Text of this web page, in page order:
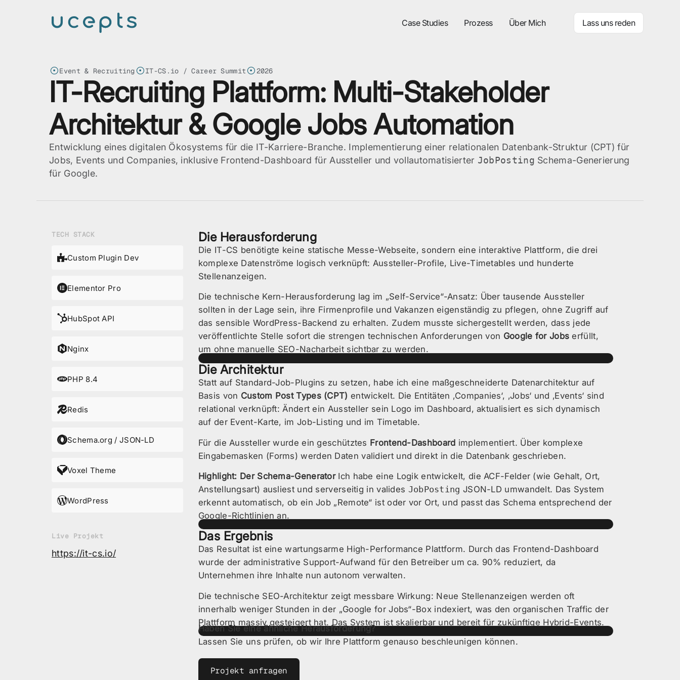
Case Studies Prozess Über Mich Lass uns reden
Event & Recruiting IT-CS.io / Career Summit 2026
IT-Recruiting Plattform: Multi-Stakeholder
Architektur & Google Jobs Automation
Entwicklung eines digitalen Ökosystems für die IT-Karriere-Branche. Implementierung einer relationalen Datenbank-Struktur (CPT) für
Jobs, Events und Companies, inklusive Frontend-Dashboard für Aussteller und vollautomatisierter JobPosting Schema-Generierung
für Google.
TECH STACK
Custom Plugin Dev
Elementor Pro
HubSpot API
Nginx
PHP 8.4
Redis
Schema.org / JSON-LD
Voxel Theme
WordPress
Live Projekt
https://it-cs.io/
Die Herausforderung
Die IT-CS benötigte keine statische Messe-Webseite, sondern eine interaktive Plattform, die drei
komplexe Datenströme logisch verknüpft: Aussteller-Profile, Live-Timetables und hunderte
Stellenanzeigen.
Die technische Kern-Herausforderung lag im „Self-Service“-Ansatz: Über tausende Aussteller
sollten in der Lage sein, ihre Firmenprofile und Vakanzen eigenständig zu pflegen, ohne Zugriff auf
das sensible WordPress-Backend zu erhalten. Zudem musste sichergestellt werden, dass jede
veröffentlichte Stelle sofort die strengen technischen Anforderungen von Google for Jobs erfüllt,
um ohne manuelle SEO-Nacharbeit sichtbar zu werden.
Die Architektur
Statt auf Standard-Job-Plugins zu setzen, habe ich eine maßgeschneiderte Datenarchitektur auf
Basis von Custom Post Types (CPT) entwickelt. Die Entitäten ‚Companies‘, ‚Jobs‘ und ‚Events‘ sind
relational verknüpft: Ändert ein Aussteller sein Logo im Dashboard, aktualisiert es sich dynamisch
auf der Event-Karte, im Job-Listing und im Timetable.
Für die Aussteller wurde ein geschütztes Frontend-Dashboard implementiert. Über komplexe
Eingabemasken (Forms) werden Daten validiert und direkt in die Datenbank geschrieben.
Highlight: Der Schema-GeneratorIch habe eine Logik entwickelt, die ACF-Felder (wie Gehalt, Ort,
Anstellungsart) ausliest und serverseitig in valides JobPosting JSON-LD umwandelt. Das System
erkennt automatisch, ob ein Job „Remote“ ist oder vor Ort, und passt das Schema entsprechend der
Google-Richtlinien an.
Das Ergebnis
Das Resultat ist eine wartungsarme High-Performance Plattform. Durch das Frontend-Dashboard
wurde der administrative Support-Aufwand für den Betreiber um ca. 90% reduziert, da
Unternehmen ihre Inhalte nun autonom verwalten.
Die technische SEO-Architektur zeigt messbare Wirkung: Neue Stellenanzeigen werden oft
innerhalb weniger Stunden in der „Google for Jobs“-Box indexiert, was den organischen Traffic der
Plattform massiv gesteigert hat. Das System ist skalierbar und bereit für zukünftige Hybrid-Events.
Haben Sie eine ähnliche Herausforderung?
Lassen Sie uns prüfen, ob wir Ihre Plattform genauso beschleunigen können.
Projekt anfragen